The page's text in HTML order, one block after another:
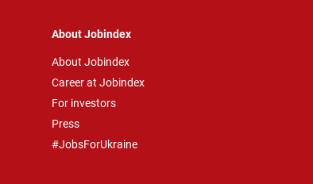
About Jobindex
About Jobindex
Career at Jobindex
For investors
Press
#JobsForUkraine